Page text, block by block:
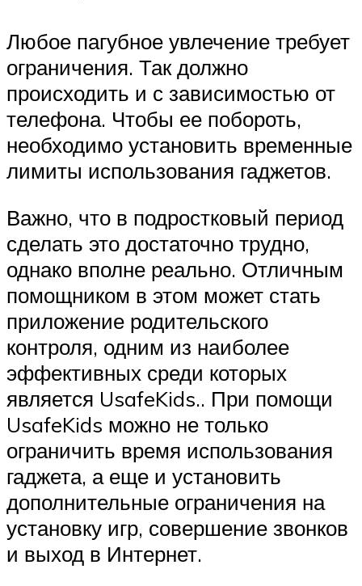
Любое пагубное увлечение требует
ограничения. Так должно
происходить и с зависимостью от
телефона. Чтобы ее побороть,
необходимо установить временные
лимиты использования гаджетов.
Важно, что в подростковый период
сделать это достаточно трудно,
однако вполне реально. Отличным
помощником в этом может стать
приложение родительского
контроля, одним из наиболее
эффективных среди которых
является UsafeKids.. При помощи
UsafeKids можно не только
ограничить время использования
гаджета, а еще и установить
дополнительные ограничения на
установку игр, совершение звонков
и выход в Интернет.